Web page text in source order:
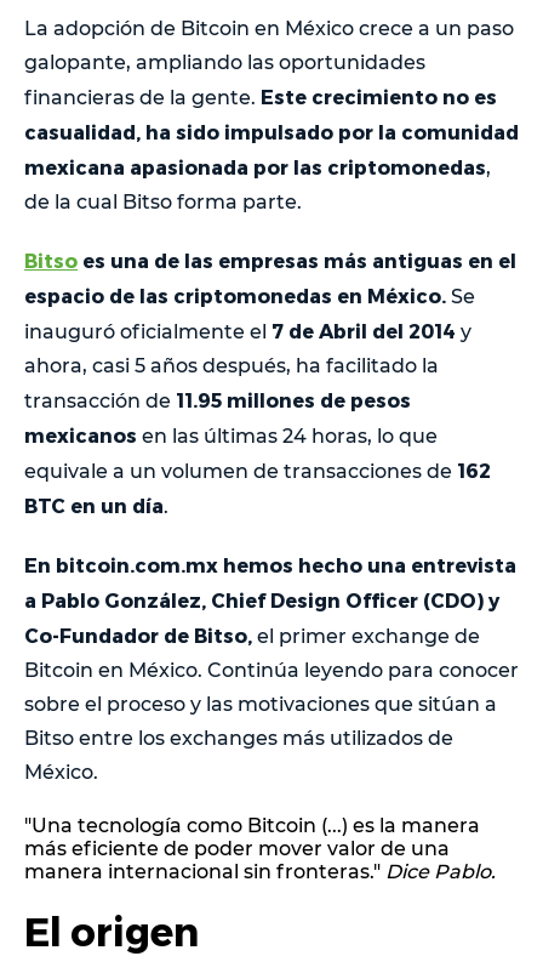
La adopción de Bitcoin en México crece a un paso
galopante, ampliando las oportunidades
financieras de la gente. Este crecimiento no es
casualidad, ha sido impulsado por la comunidad
mexicana apasionada por las criptomonedas,
de la cual Bitso forma parte.
Bitso es una de las empresas más antiguas en el
espacio de las criptomonedas en México. Se
inauguró oficialmente el 7 de Abril del 2014 y
ahora, casi 5 años después, ha facilitado la
transacción de 11.95 millones de pesos
mexicanos en las últimas 24 horas, lo que
equivale a un volumen de transacciones de 162
BTC en un día.
En bitcoin.com.mx hemos hecho una entrevista
a Pablo González, Chief Design Officer (CDO) y
Co-Fundador de Bitso, el primer exchange de
Bitcoin en México. Continúa leyendo para conocer
sobre el proceso y las motivaciones que sitúan a
Bitso entre los exchanges más utilizados de
México.
"Una tecnología como Bitcoin (...) es la manera
más eficiente de poder mover valor de una
manera internacional sin fronteras." Dice Pablo.
El origen